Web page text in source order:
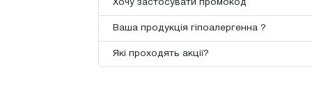
Хочу застосувати промокод
Ваша продукція гіпоалергенна ?
Які проходять акції?